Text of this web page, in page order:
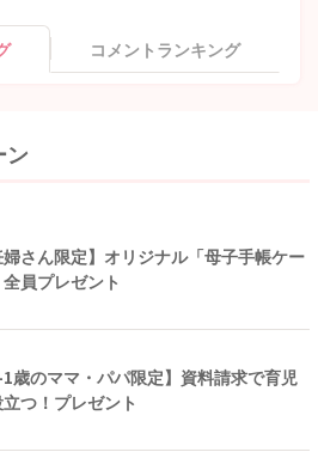
コメントランキング
ン
婦さん限定】オリジナル「母子手帳ケー
員プレゼント
1歳のママ・パパ限定】資料請求で育児
つ！プレゼント